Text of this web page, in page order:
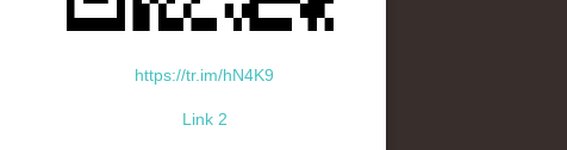
https://tr.im/hN4K9
Link 2